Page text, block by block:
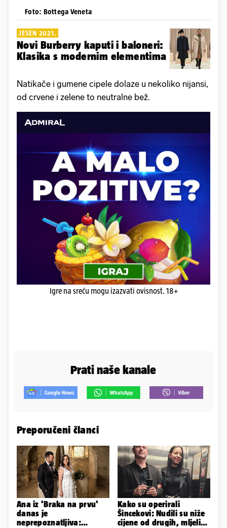
Foto: Bottega Veneta
JESEN 2021.
Novi Burberry kaputi i baloneri:
Klasika s modernim elementima
Natikače i gumene cipele dolaze u nekoliko nijansi,
od crvene i zelene to neutralne bež.
Igre na sreću mogu izazvati ovisnost. 18+
Prati naše kanale
Preporučeni članci
Ana iz 'Braka na prvu'
danas je
neprepoznatljiva:
Kako su operirali
Šincekovi: Nudili su niže
cijene od drugih, mljeli